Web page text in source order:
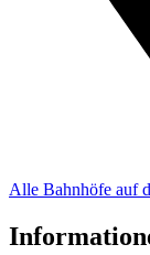
Alle Bahnhöfe auf